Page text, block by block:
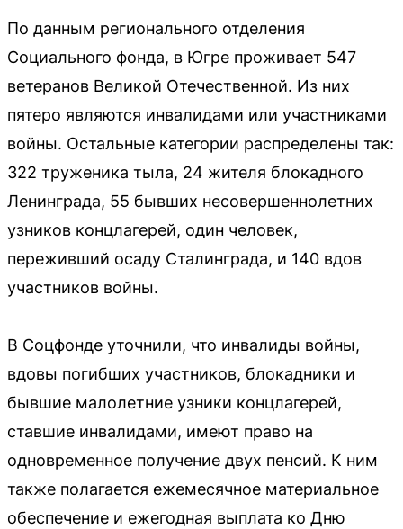
По данным регионального отделения
Социального фонда, в Югре проживает 547
ветеранов Великой Отечественной. Из них
пятеро являются инвалидами или участниками
войны. Остальные категории распределены так:
322 труженика тыла, 24 жителя блокадного
Ленинграда, 55 бывших несовершеннолетних
узников концлагерей, один человек,
переживший осаду Сталинграда, и 140 вдов
участников войны.
В Соцфонде уточнили, что инвалиды войны,
вдовы погибших участников, блокадники и
бывшие малолетние узники концлагерей,
ставшие инвалидами, имеют право на
одновременное получение двух пенсий. К ним
также полагается ежемесячное материальное
обеспечение и ежегодная выплата ко Дню